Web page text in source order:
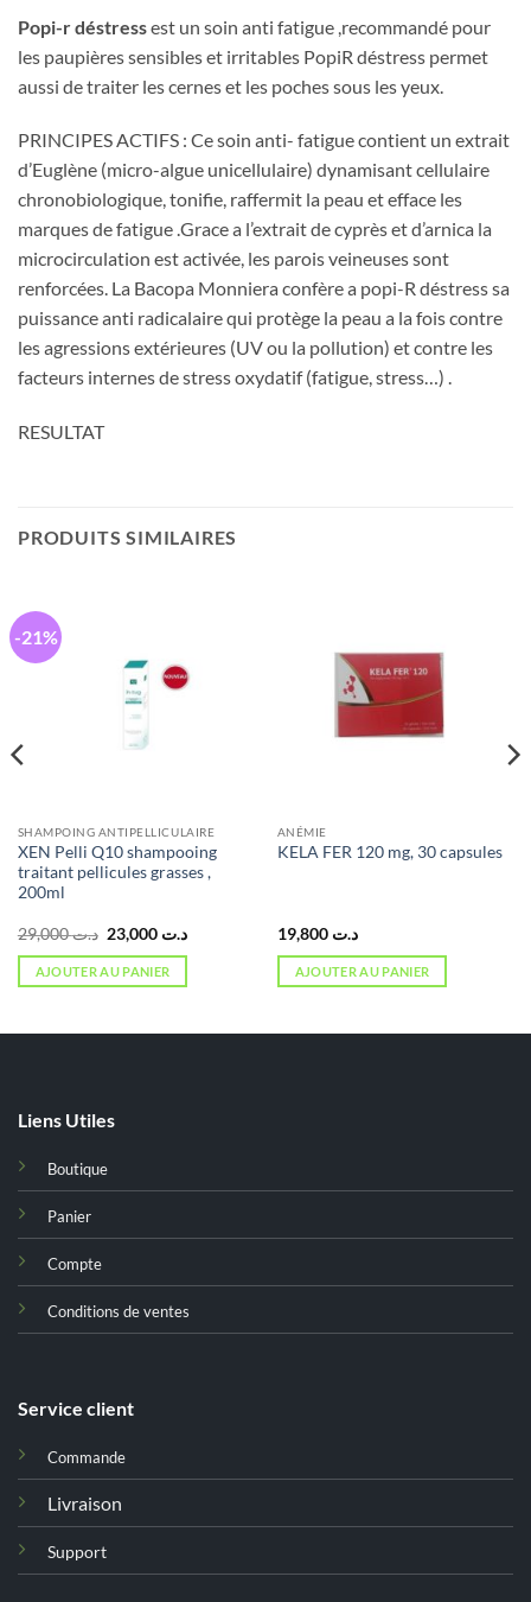
Popi-r déstressest un soin anti fatigue ,recommandé pour
les paupières sensibles et irritables PopiR déstress permet
aussi de traiter les cernes et les poches sous les yeux.
PRINCIPES ACTIFS : Ce soin anti- fatigue contient un extrait
d’Euglène (micro-algue unicellulaire) dynamisant cellulaire
chronobiologique, tonifie, raffermit la peau et efface les
marques de fatigue .Grace a l’extrait de cyprès et d’arnica la
microcirculation est activée, les parois veineuses sont
renforcées. La Bacopa Monniera confère a popi-R déstress sa
puissance anti radicalaire qui protège la peau a la fois contre
les agressions extérieures (UV ou la pollution) et contre les
facteurs internes de stress oxydatif (fatigue, stress…) .
RESULTAT
PRODUITS SIMILAIRES
-21%
SHAMPOING ANTIPELLICULAIRE
XEN Pelli Q10 shampooing
traitant pellicules grasses ,
200ml
د.ت29,000
Le
prix
initial
était :
د.ت 23,000
Le
AJOUTER AU PANIER
ANÉMIE
KELA FER 120 mg, 30 capsules
د.ت 19,800
AJOUTER AU PANIER
Liens Utiles
Boutique
Panier
Compte
Conditions de ventes
Service client
Commande
Livraison
Support